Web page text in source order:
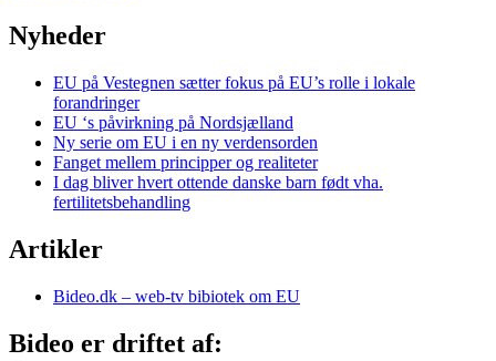
Nyheder
EU på Vestegnen sætter fokus på EU’s rolle i lokale
forandringer
EU ‘s påvirkning på Nordsjælland
Ny serie om EU i en ny verdensorden
Fanget mellem principper og realiteter
I dag bliver hvert ottende danske barn født vha.
fertilitetsbehandling
Artikler
Bideo.dk – web-tv bibiotek om EU
Bideo er driftet af: